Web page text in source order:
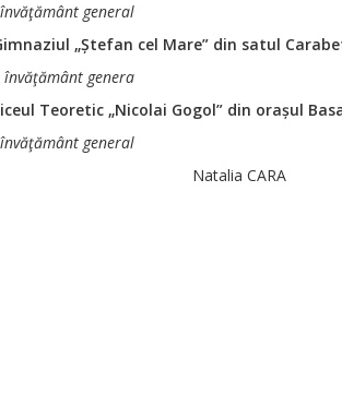
general
„Ștefan cel Mare” din satul
genera
Teoretic „Nicolai Gogol” din orașul
general
Natalia CARA